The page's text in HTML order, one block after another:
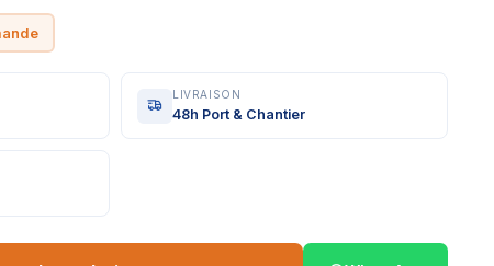
LIVRAISON
48h Port & Chantier